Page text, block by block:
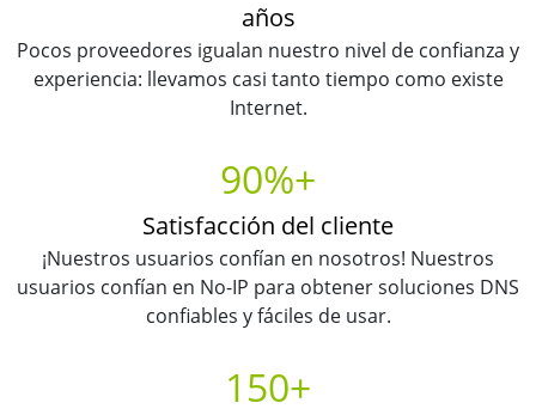
años
Pocos proveedores igualan nuestro nivel de confianza y
experiencia: llevamos casi tanto tiempo como existe
Internet.
90%+
Satisfacción del cliente
¡Nuestros usuarios confían en nosotros! Nuestros
usuarios confían en No-IP para obtener soluciones DNS
confiables y fáciles de usar.
150+